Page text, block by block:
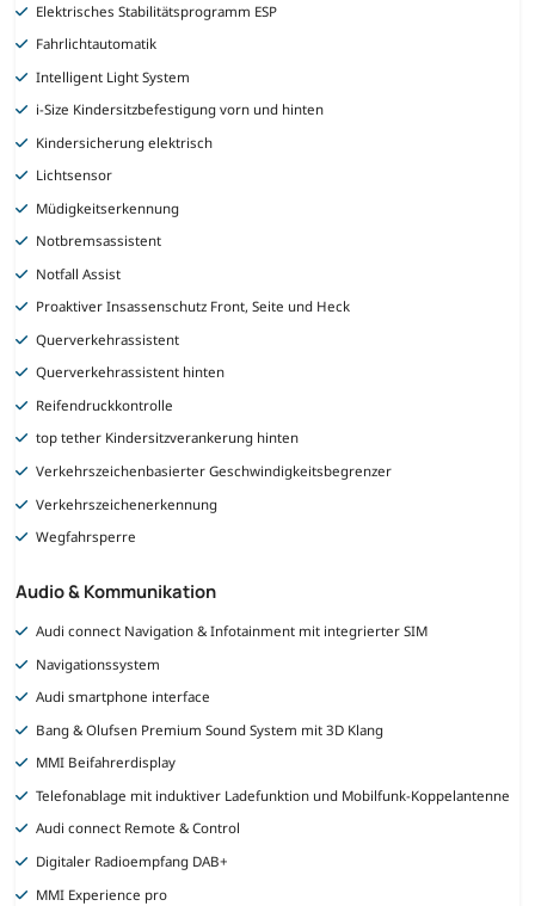
Elektrisches Stabilitätsprogramm ESP
Fahrlichtautomatik
Intelligent Light System
i-Size Kindersitzbefestigung vorn und hinten
Kindersicherung elektrisch
Lichtsensor
Müdigkeitserkennung
Notbremsassistent
Notfall Assist
Proaktiver Insassenschutz Front, Seite und Heck
Querverkehrassistent
Querverkehrassistent hinten
Reifendruckkontrolle
top tether Kindersitzverankerung hinten
Verkehrszeichenbasierter Geschwindigkeitsbegrenzer
Verkehrszeichenerkennung
Wegfahrsperre
Audio & Kommunikation
Audi connect Navigation & Infotainment mit integrierter SIM
Navigationssystem
Audi smartphone interface
Bang & Olufsen Premium Sound System mit 3D Klang
MMI Beifahrerdisplay
Telefonablage mit induktiver Ladefunktion und Mobilfunk-Koppelantenne
Audi connect Remote & Control
Digitaler Radioempfang DAB+
MMI Experience pro